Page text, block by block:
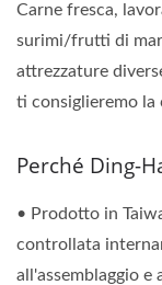
Carne fresca,
surimi/frutti di
attrezzature
ti consiglieremo la
Perché Ding-
• Prodotto in
controllata
all'assemblaggio e